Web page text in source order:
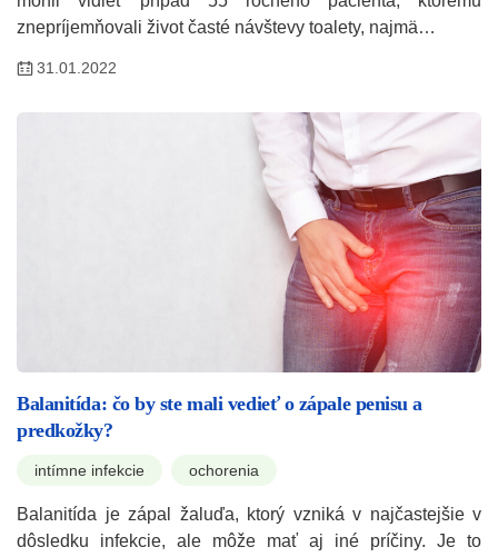
znepríjemňovali život časté návštevy toalety, najmä…
31.01.2022
Balanitída: čo by ste mali vedieť o zápale penisu a
predkožky?
intímne infekcie ochorenia
Balanitída je zápal žaluďa, ktorý vzniká v najčastejšie v
dôsledku infekcie, ale môže mať aj iné príčiny. Je to